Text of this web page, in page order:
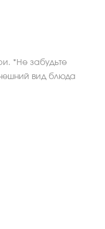
*Не забудьте
вид блюда